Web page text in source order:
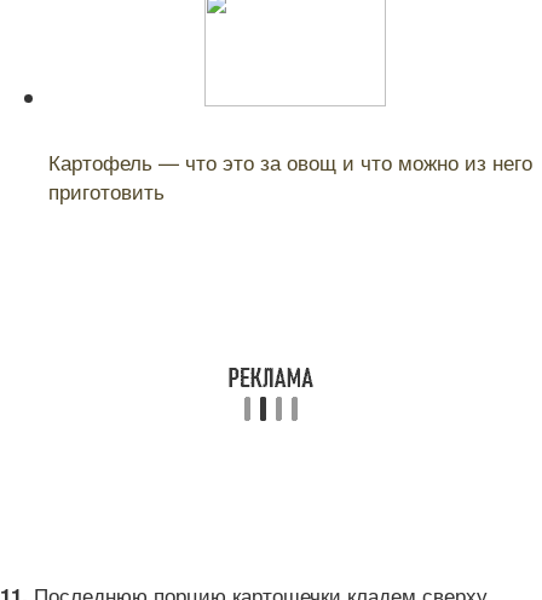
Картофель — что это за овощ и что можно из него
приготовить